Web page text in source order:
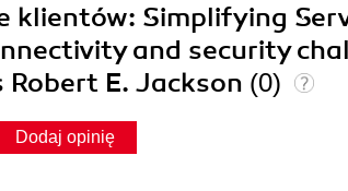
klientów: Simplifying
and security
E. Jackson (0)
Dodaj opinię